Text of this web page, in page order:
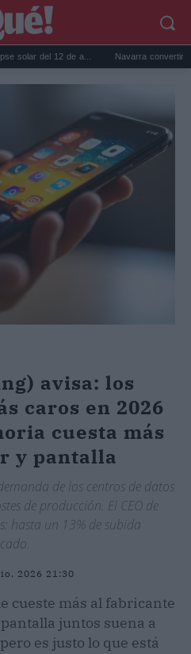
12 de a... Navarra convertirá
avisa: los
caros en 2026
cuesta más
y pantalla
de los centros de datos
de producción. El CEO de
hasta un 13% de subida
2026 21:30
cueste más al fabricante
juntos suena a
es justo lo que está